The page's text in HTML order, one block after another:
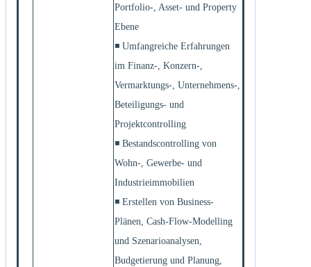
Portfolio-, Asset- und Property
Ebene
◾ Umfangreiche Erfahrungen
im Finanz-, Konzern-,
Vermarktungs-, Unternehmens-,
Beteiligungs- und
Projektcontrolling
◾ Bestandscontrolling von
Wohn-, Gewerbe- und
Industrieimmobilien
◾ Erstellen von Business-
Plänen, Cash-Flow-Modelling
und Szenarioanalysen,
Budgetierung und Planung,